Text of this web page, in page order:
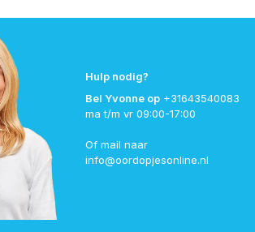
Hulp nodig?
Bel Yvonne op +31643540083
ma t/m vr 09:00-17:00
Of mail naar
info@oordopjesonline.nl